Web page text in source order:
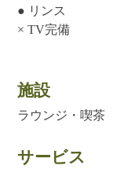
● リンス
× TV完備
施設
ラウンジ・喫茶
サービス